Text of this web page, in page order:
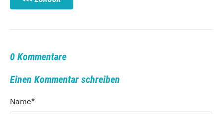
0 Kommentare
Einen Kommentar schreiben
Name*